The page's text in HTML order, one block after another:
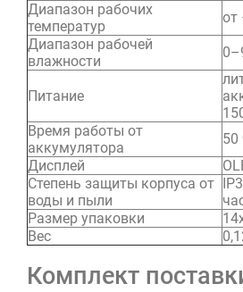
Диапазон рабочих
температур
от
Диапазон рабочей
влажности
Питание
Время работы от
аккумулятора
50
Дисплей
Степень защиты корпуса от
воды и пыли
Размер упаковки
Вес
Комплект